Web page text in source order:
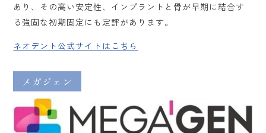
あり、その高い安定性、インプラントと骨が早期に結合す
る強固な初期固定にも定評があります。
ネオデント公式サイトはこちら
メガジェン